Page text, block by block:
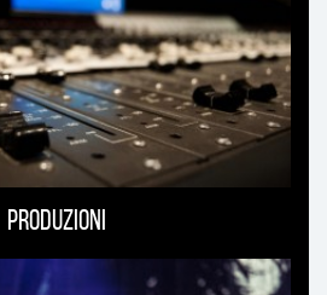
Produzioni